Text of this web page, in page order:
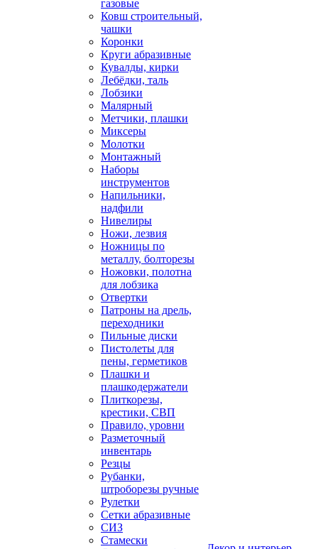
газовые
Ковш строительный,
чашки
Коронки
Круги абразивные
Кувалды, кирки
Лебёдки, таль
Лобзики
Малярный
Метчики, плашки
Миксеры
Молотки
Монтажный
Наборы
инструментов
Напильники,
надфили
Нивелиры
Ножи, лезвия
Ножницы по
металлу, болторезы
Ножовки, полотна
для лобзика
Отвертки
Патроны на дрель,
переходники
Пильные диски
Пистолеты для
пены, герметиков
Плашки и
плашкодержатели
Плиткорезы,
крестики, СВП
Правило, уровни
Разметочный
инвентарь
Резцы
Рубанки,
штроборезы ручные
Рулетки
Сетки абразивные
СИЗ
Стамески